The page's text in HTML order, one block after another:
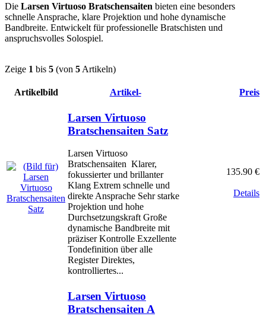
Die Larsen Virtuoso Bratschensaiten bieten eine besonders
schnelle Ansprache, klare Projektion und hohe dynamische
Bandbreite. Entwickelt für professionelle Bratschisten und
anspruchsvolles Solospiel.
Zeige 1 bis 5 (von 5 Artikeln)
Artikelbild Artikel- Preis
Larsen Virtuoso
Bratschensaiten Satz
Larsen Virtuoso
Bratschensaiten Klarer,
fokussierter und brillanter
Klang Extrem schnelle und
direkte Ansprache Sehr starke
Projektion und hohe
Durchsetzungskraft Große
dynamische Bandbreite mit
präziser Kontrolle Exzellente
Tondefinition über alle
Register Direktes,
kontrolliertes...
135.90 €
Details
Larsen Virtuoso
Bratschensaiten A